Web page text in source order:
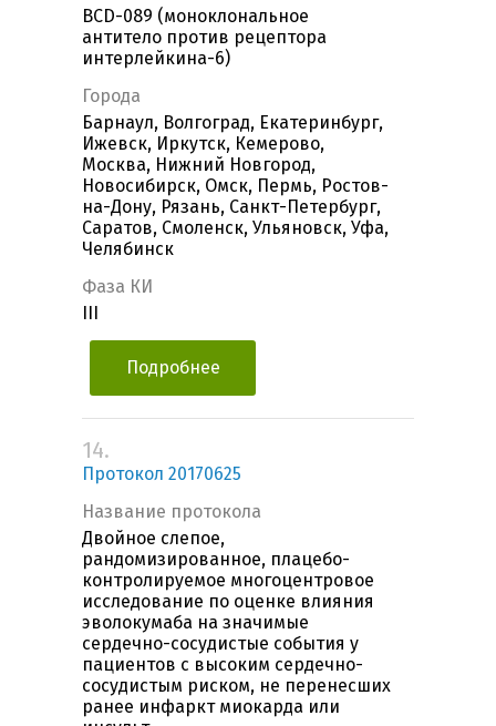
BCD-089 (моноклональное
антитело против рецептора
интерлейкина-6)
Города
Барнаул, Волгоград, Екатеринбург,
Ижевск, Иркутск, Кемерово,
Москва, Нижний Новгород,
Новосибирск, Омск, Пермь, Ростов-
на-Дону, Рязань, Санкт-Петербург,
Саратов, Смоленск, Ульяновск, Уфа,
Челябинск
Фаза КИ
Подробнее
14.
Протокол 20170625
Название протокола
Двойное слепое,
рандомизированное, плацебо-
контролируемое многоцентровое
исследование по оценке влияния
эволокумаба на значимые
сердечно-сосудистые события у
пациентов с высоким сердечно-
сосудистым риском, не перенесших
ранее инфаркт миокарда или